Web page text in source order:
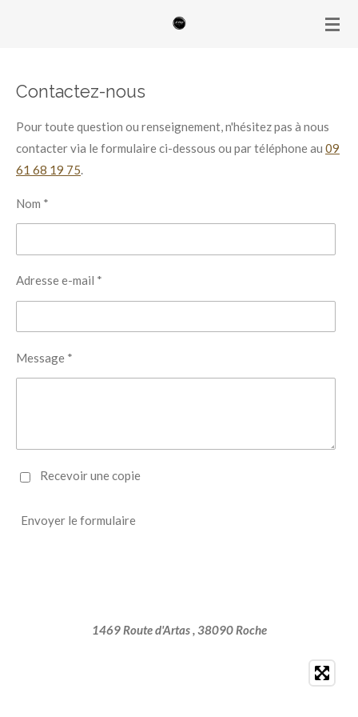
principal
Contactez-nous
Pour toute question ou renseignement, n'hésitez pas à nous
contacter via le formulaire ci-dessous ou par téléphone au 09
61 68 19 75.
Nom *
Adresse e-mail *
Message *
Recevoir une copie
Envoyer le formulaire
1469 Route d'Artas , 38090 Roche